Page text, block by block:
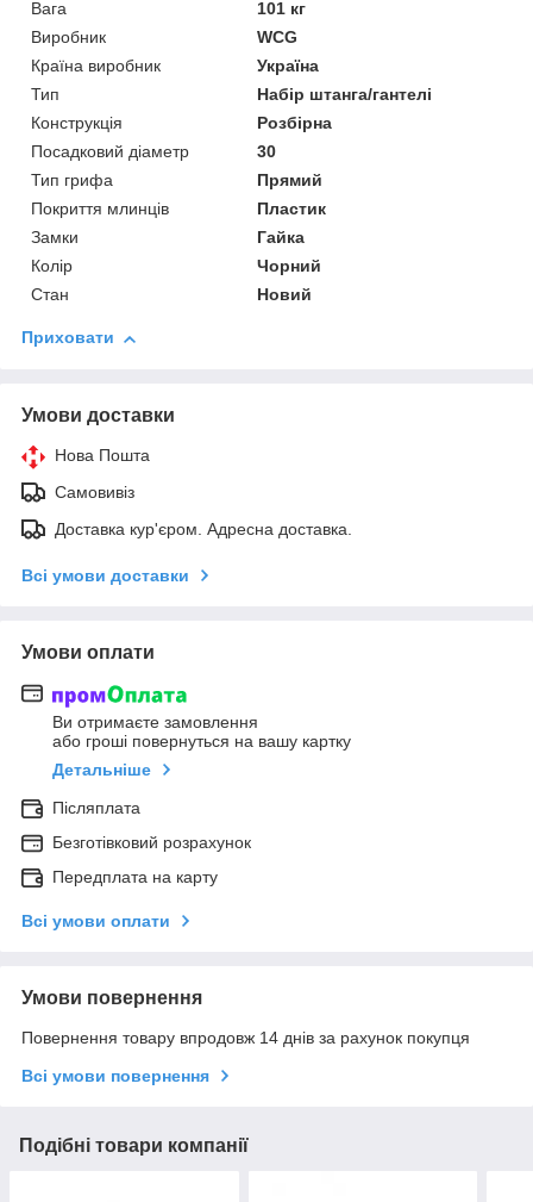
Вага
101 кг
Виробник
WCG
Країна виробник
Україна
Тип
Набір штанга/гантелі
Конструкція
Розбірна
Посадковий діаметр
30
Тип грифа
Прямий
Покриття млинців
Пластик
Замки
Гайка
Колір
Чорний
Стан
Новий
Приховати
Умови доставки
Нова Пошта
Самовивіз
Доставка кур'єром. Адресна доставка.
Всі умови доставки
Умови оплати
Ви отримаєте замовлення
або гроші повернуться на вашу картку
Детальніше
Післяплата
Безготівковий розрахунок
Передплата на карту
Всі умови оплати
Умови повернення
Повернення товару впродовж 14 днів за рахунок покупця
Всі умови повернення
Подібні товари компанії